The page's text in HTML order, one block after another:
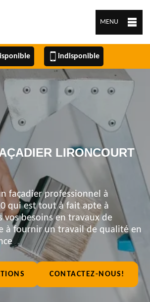
MENU
indisponible
LIRONCOURT
façadier professionnel à
qui est tout à fait apte à
vos besoins en travaux de
à fournir un travail de qualité en
CONTACTEZ-NOUS!